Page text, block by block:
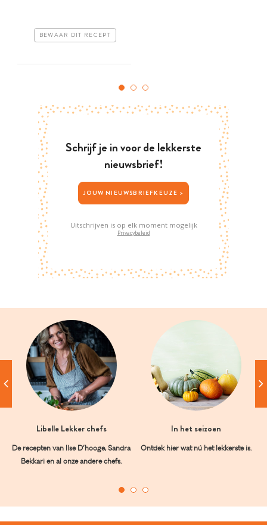
BEWAAR DIT RECEPT
Schrijf je in voor de lekkerste
nieuwsbrief!
JOUW NIEUWSBRIEFKEUZE >
Uitschrijven is op elk moment mogelijk
Privacybeleid
Libelle Lekker chefs
De recepten van Ilse D’hooge, Sandra
Bekkari en al onze andere chefs.
In het seizoen
Ontdek hier wat nú het lekkerste is.